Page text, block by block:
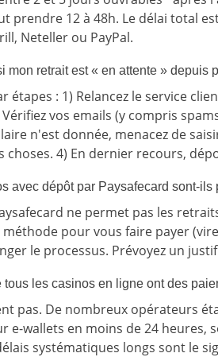
prendre 12 à 48h. Le délai total
Neteller ou PayPal.
mon retrait est « en attente » depuis
étapes : 1) Relancez le service
vos emails (y compris
n'est donnée, menacez de
choses. 4) En dernier recours,
avec dépôt par Paysafecard sont-
ne permet pas les
pour vous faire payer
le processus. Prévoyez un
tous les casinos en ligne ont des
pas. De nombreux opérateurs
e-wallets en moins de 24 heures,
systématiques longs sont le